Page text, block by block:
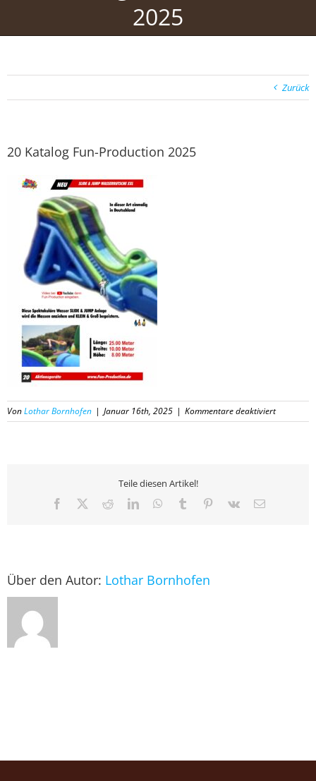
2025
Zurück
20 Katalog Fun-Production 2025
VonLothar Bornhofen | Januar 16th, 2025 | Kommentare deaktiviertfür
20
Teile diesen Artikel!
Facebook RedditLinkedInWhatsApp
Tumblr Pinterest
Vk
E-
Über den Autor: Lothar Bornhofen